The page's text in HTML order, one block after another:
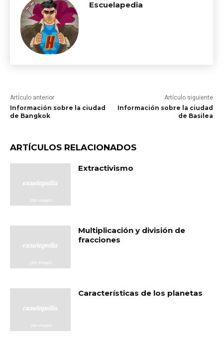
Escuelapedia
Artículo anterior
Información sobre la ciudad
de Bangkok
Artículo siguiente
Información sobre la ciudad
de Basilea
ARTÍCULOS RELACIONADOS
Extractivismo
Multiplicación y división de
fracciones
Características de los planetas